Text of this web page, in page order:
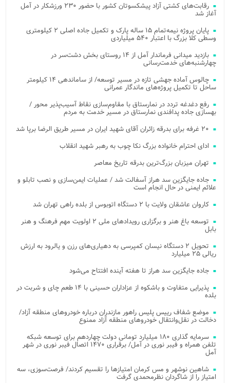
رقابت‌های کشتی آزاد پیشکسوتان کشور با حضور ۲۳۰ ورزشکار در آمل
آغاز شد
پایان پروژه نیمه‌تمام ۱۵ ساله پارک و تکمیل جاده اصلی ۲ کیلومتری
وسطی کلا بزرگ با اعتبار ۵۴۰ میلیاردی
بازدید میدانی فرماندار آمل از ۱۴ روستای بخش دشت‌سر در
چهارشنبه‌های خدمت‌رسانی
چالوس آماده جهشی تازه در مسیر توسعه/ از ساماندهی ۱۴ کیلومتر
ساحل تا تکمیل پروژه‌های ماندگار عمرانی
رفع دغدغه تردد در نمارستاق با مقاوم‌سازی نقاط آسیب‌پذیر محور /
بهسازی جاده پدافندی نمارستاق در مسیر خدمت به مردم
۲۰ غرفه برای بدرقه زائران آقای شهید ایران در مسیر طریق الرضا برپا شد
ادای احترام خانواده بزرگ نکا چوب به رهبر شهید انقلاب
تهران میزبان بزرگ‌ترین بدرقه تاریخ معاصر
جاده جایگزین سد هراز آسفالت شد / عملیات ایمن‌سازی و نصب تابلو و
علائم ایمنی در حال انجام است
کاروان عاشقان ولایت با ۲ دستگاه اتوبوس از بلده راهی تهران شد
توسعه باغ هنر و برگزاری رویدادهای ملی ۲ اولویت مهم فرهنگ و هنر
بابل
تحویل ۲ دستگاه نیسان کمپرسی به دهیاری‌های رزن و یالرود به ارزش
ریالی ۲۵ میلیارد
جاده جایگزین سد هراز تا هفته آینده افتتاح می‌شود
پذیرایی متفاوت و باشکوه از عزاداران حسینی با ۱۴ طعم چای و شربت در
بلده
موضع شفاف رییس پلیس راهور مازندران درباره خودروهای منطقه آزاد/
دخالت در نقل‌وانتقال خودروهای منطقه آزاد ممنوع
سرمایه گذاری ۱۸۰ میلیارد تومانی دولت چهاردهم برای توسعه شبکه
تلفن همراه و فیبر نوری در آمل/ برقراری ۱۴۷۰ اتصال فیبر نوری در شهر
آمل
شاهین نوشهر و مس کرمان امتیازها را تقسیم کردند/ فرصت‌سوزی، سه
امتیاز را از شاگردان نظرمحمدی گرفت